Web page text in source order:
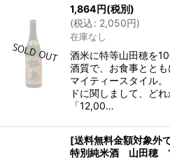
1,864円(税別)
(税込: 2,050円)
在庫なし
酒米に特等山田穂を
酒質で、お食事とと
マイティースタイル
ドに関しまして、ど
「12,00…
[送料無料金額対象
特別純米酒 山田穂